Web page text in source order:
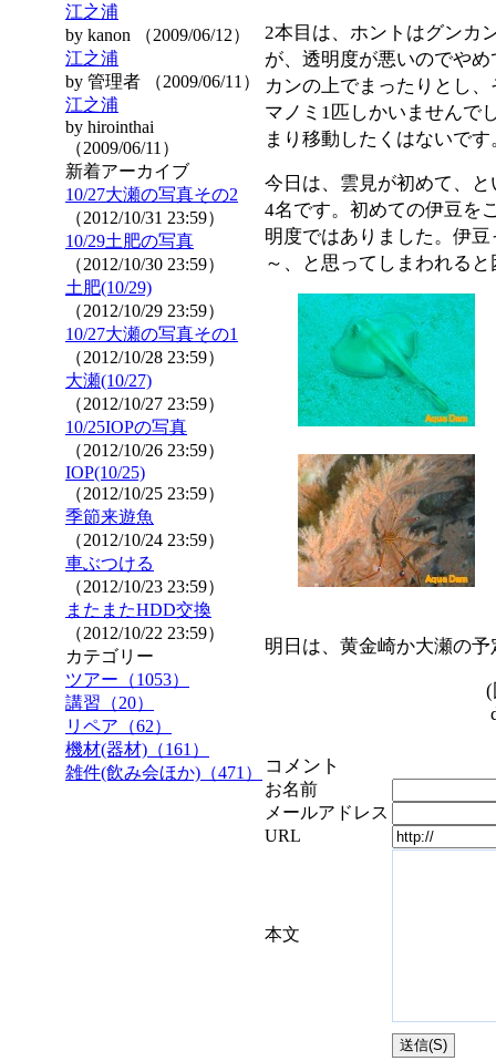
江之浦
by kanon （2009/06/12）
江之浦
by 管理者 （2009/06/11）
江之浦
by hirointhai
（2009/06/11）
新着アーカイブ
10/27大瀬の写真その2
（2012/10/31 23:59）
10/29土肥の写真
（2012/10/30 23:59）
土肥(10/29)
（2012/10/29 23:59）
10/27大瀬の写真その1
（2012/10/28 23:59）
大瀬(10/27)
（2012/10/27 23:59）
10/25IOPの写真
（2012/10/26 23:59）
IOP(10/25)
（2012/10/25 23:59）
季節来遊魚
（2012/10/24 23:59）
車ぶつける
（2012/10/23 23:59）
またまたHDD交換
（2012/10/22 23:59）
カテゴリー
ツアー（1053）
講習（20）
リペア（62）
機材(器材)（161）
雑件(飲み会ほか)（471）
2本目は、ホントはグンカ
が、透明度が悪いのでや
カンの上でまったりとし
マノミ1匹しかいませんで
まり移動したくはないです
今日は、雲見が初めて、
4名です。初めての伊豆を
明度ではありました。伊
～、と思ってしまわれる
明日は、黄金崎か大瀬の予
(
コメント
お名前
メールアドレス
URL
本文